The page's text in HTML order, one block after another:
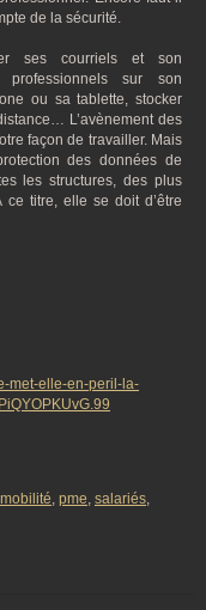
de la sécurité.
ses courriels et son
professionnels sur son
ou sa tablette, stocker
L’avènement des
façon de travailler. Mais
des données de
les structures, des plus
ce titre, elle se doit d’être
met-elle-en-peril-la-
mobilité, pme, salariés,